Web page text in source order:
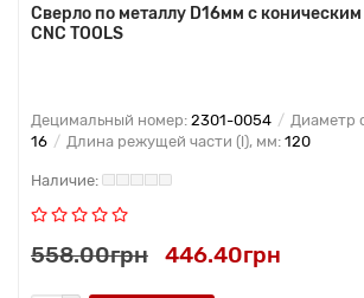
Сверло по металлу D16мм с
CNC TOOLS
Децимальный номер: 2301-0054
Диаметр
16
Длина режущей части (l), мм: 120
558.00грн 446.40грн